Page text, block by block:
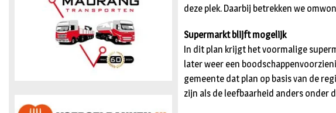
deze plek. Daarbij betrekken we
Supermarkt blijft mogelijk
In dit plan krijgt het voormalige
later weer een
gemeente dat plan op basis van de
zijn als de leefbaarheid anders onder